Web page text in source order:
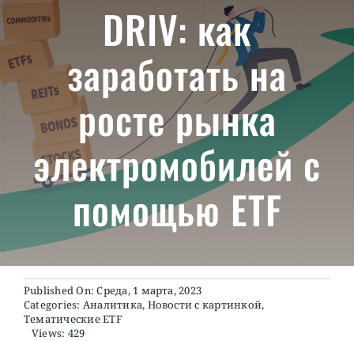
ЧТО ТАКОЕ ETF
ИНВЕСТИЦИИ В ETF
ТЕМАТИЧЕСКИЕ ETF
АКТУАЛЬНЫЕ
О ПРОЕКТЕ
DRIV: как
заработать на
росте рынка
электромобилей с
помощью ETF
Published On: Среда, 1 марта, 2023
Categories: Аналитика, Новости с картинкой,
Тематические ETF
Views: 429